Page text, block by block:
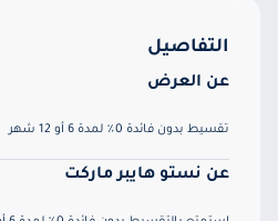
التفاصيل
عن العرض
تقسيط بدون فائدة 0٪ لمدة 6 أو 12 شهر
عن نستو هايبر ماركت